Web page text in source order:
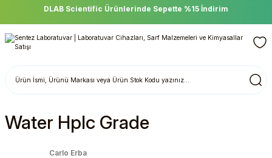
DLAB Scientific Ürünlerinde Sepette %15 İndirim
Water Hplc Grade
Carlo Erba